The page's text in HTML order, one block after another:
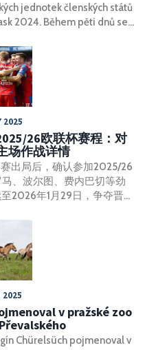
jednotek členských států
2024. Během pěti dnů se
za cíl posílit schopnosti
spolupráci mezi
zeměmi.
2025
26欧联杯赛程：对
场作战详情
出局后，确认参加2025/26
、波尔图、费内巴切等劲
2026年1月29日，争夺晋级
v pražské zoo
Chürelsüch pojmenoval v